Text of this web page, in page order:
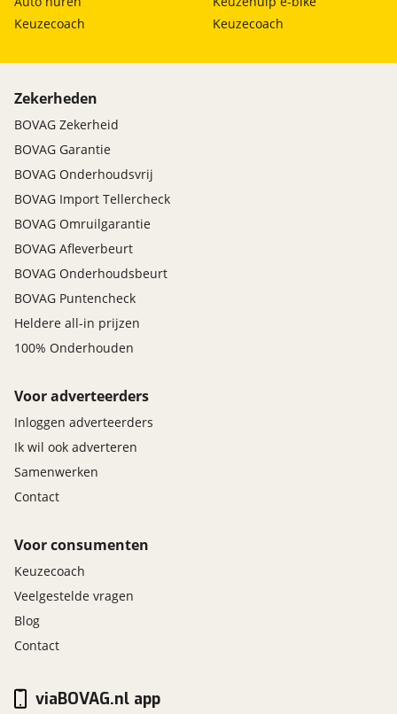
7871 TC Klijndijk
info@autokoops.nl
www.autokoops.nl
Koops BOVAG Camper
€ 0,-
- vloeistof-controle - Volledige technische controle -
poetsen - Tank 1/4 vol incl. op campers vanaf
40.000,-. Dit afleverpakket bevat: BOVAG garantie (12
Keuzecoach
Keuzecoach
Zekerheden
BOVAG Zekerheid
BOVAG Garantie
BOVAG Onderhoudsvrij
BOVAG Import Tellercheck
BOVAG Omruilgarantie
BOVAG Afleverbeurt
BOVAG Onderhoudsbeurt
BOVAG Puntencheck
Heldere all-in prijzen
100% Onderhouden
Voor adverteerders
Inloggen adverteerders
Ik wil ook adverteren
Samenwerken
Contact
Voor consumenten
Keuzecoach
Veelgestelde vragen
Blog
Contact
viaBOVAG.nl app